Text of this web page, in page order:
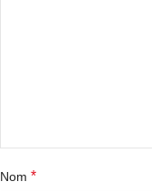
Nom *